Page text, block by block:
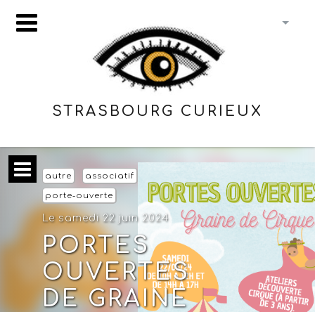
STRASBOURG CURIEUX
autre associatif
porte-ouverte
Le samedi 22 juin 2024
PORTES
OUVERTES
DE GRAINE